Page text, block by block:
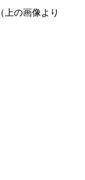
上の画像より